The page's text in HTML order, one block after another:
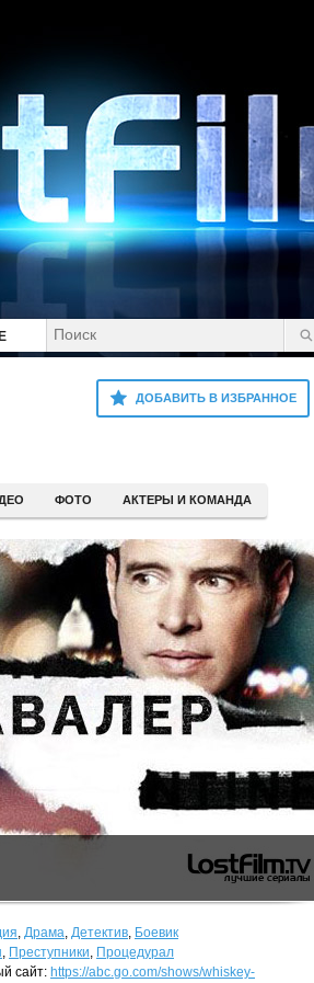
ДОБАВИТЬ В ИЗБРАННОЕ
ФОТО АКТЕРЫ И КОМАНДА
, Драма, Детектив, Боевик
, Преступники, Процедурал
сайт: https://abc.go.com/shows/whiskey-